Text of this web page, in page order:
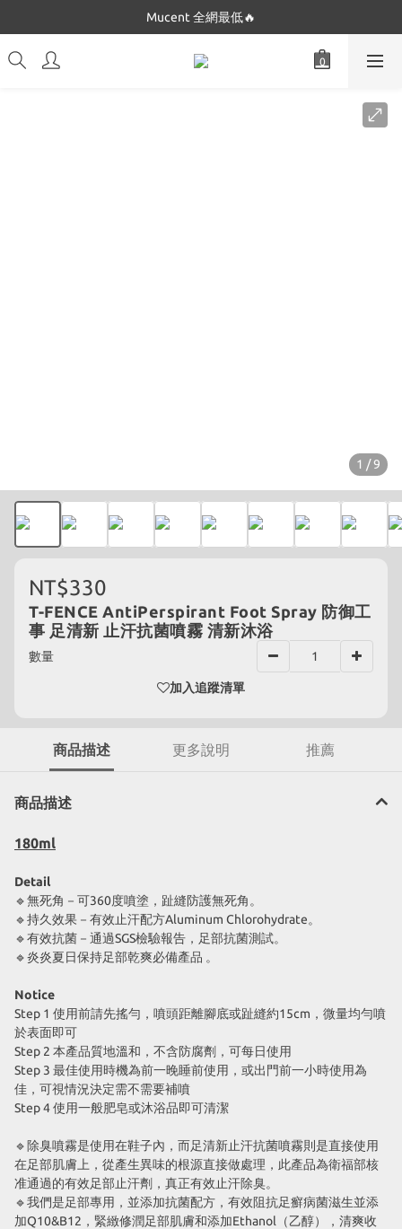
Dickies 最低只要$5XX!!
Mucent 全網最低🔥
Dickies 最低只要$5XX!!
1 / 9
NT$330
T-FENCE AntiPerspirant Foot Spray 防御工
事 足清新 止汗抗菌噴霧 清新沐浴
數量
加入追蹤清單
商品描述 更多說明 推薦
商品描述
180ml
Detail
🔹無死角－可360度噴塗，趾縫防護無死角。
🔹持久效果－有效止汗配方Aluminum Chlorohydrate。
🔹有效抗菌－通過SGS檢驗報告，足部抗菌測試。
🔹炎炎夏日保持足部乾爽必備產品 。
Notice
Step 1 使用前請先搖勻，噴頭距離腳底或趾縫約15cm，微量均勻噴
於表面即可
Step 2 本產品質地溫和，不含防腐劑，可每日使用
Step 3 最佳使用時機為前一晚睡前使用，或出門前一小時使用為
佳，可視情況決定需不需要補噴
Step 4使用一般肥皂或沐浴品即可清潔
🔹除臭噴霧是使用在鞋子內，而足清新止汗抗菌噴霧則是直接使用
在足部肌膚上，從產生異味的根源直接做處理，此產品為衛福部核
准通過的有效足部止汗劑，真正有效止汗除臭。
🔹我們是足部專用，並添加抗菌配方，有效阻抗足癬病菌滋生並添
加Q10&B12，緊緻修潤足部肌膚和添加Ethanol（乙醇），清爽收